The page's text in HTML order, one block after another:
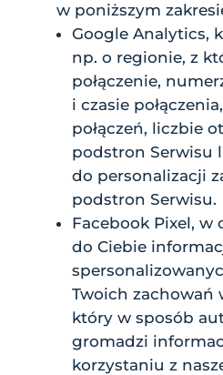
w poniższym
Google Analytics,
np. o regionie, z
połączenie,
i czasie
połączeń, liczbie
podstron Serwisu
do personalizacji
podstron Serwisu.
Facebook Pixel, w
do Ciebie
Twoich zachowań
który w sposób
gromadzi
korzystaniu z